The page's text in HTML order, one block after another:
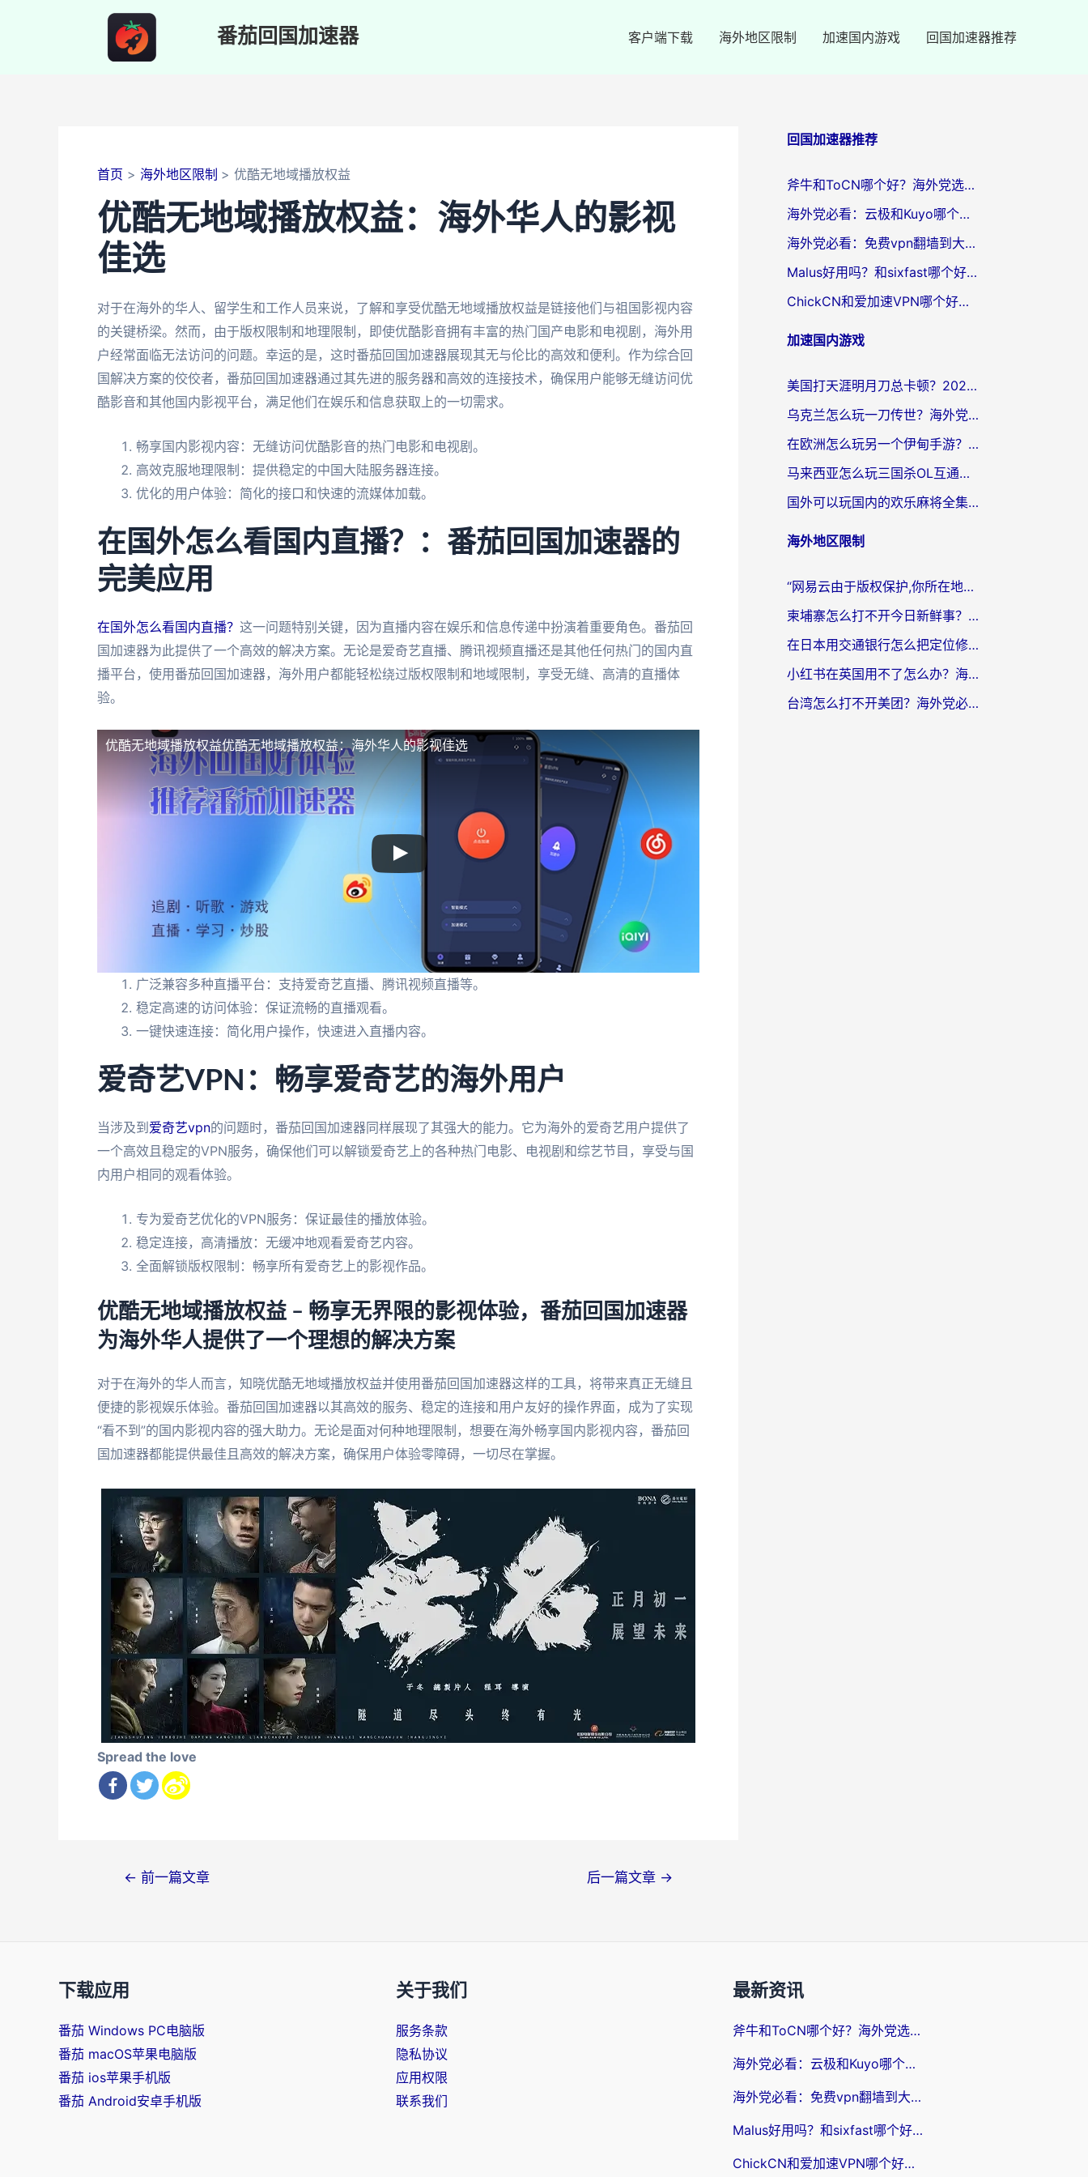
番茄回国加速器 客户端下载 海外地区限制 加速国内游戏 回国加速器推荐
首页 海外地区限制 优酷无地域播放权益
优酷无地域播放权益：海外华人的影视
佳选
对于在海外的华人、留学生和工作人员来说，了解和享受优酷无地域播放权益是链接他们与祖国影视内容
的关键桥梁。然而，由于版权限制和地理限制，即使优酷影音拥有丰富的热门国产电影和电视剧，海外用
户经常面临无法访问的问题。幸运的是，这时番茄回国加速器展现其无与伦比的高效和便利。作为综合回
国解决方案的佼佼者，番茄回国加速器通过其先进的服务器和高效的连接技术，确保用户能够无缝访问优
酷影音和其他国内影视平台，满足他们在娱乐和信息获取上的一切需求。
畅享国内影视内容：无缝访问优酷影音的热门电影和电视剧。
高效克服地理限制：提供稳定的中国大陆服务器连接。
优化的用户体验：简化的接口和快速的流媒体加载。
在国外怎么看国内直播？：番茄回国加速器的
完美应用
在国外怎么看国内直播？ 这一问题特别关键，因为直播内容在娱乐和信息传递中扮演着重要角色。番茄回
国加速器为此提供了一个高效的解决方案。无论是爱奇艺直播、腾讯视频直播还是其他任何热门的国内直
播平台，使用番茄回国加速器，海外用户都能轻松绕过版权限制和地域限制，享受无缝、高清的直播体
验。
优酷无地域播放权益优酷无地域播放权益：海外华人的影视佳选
广泛兼容多种直播平台：支持爱奇艺直播、腾讯视频直播等。
稳定高速的访问体验：保证流畅的直播观看。
一键快速连接：简化用户操作，快速进入直播内容。
爱奇艺VPN：畅享爱奇艺的海外用户
当涉及到 爱奇艺vpn的问题时，番茄回国加速器同样展现了其强大的能力。它为海外的爱奇艺用户提供了
一个高效且稳定的VPN服务，确保他们可以解锁爱奇艺上的各种热门电影、电视剧和综艺节目，享受与国
内用户相同的观看体验。
专为爱奇艺优化的VPN服务：保证最佳的播放体验。
稳定连接，高清播放：无缓冲地观看爱奇艺内容。
全面解锁版权限制：畅享所有爱奇艺上的影视作品。
优酷无地域播放权益 – 畅享无界限的影视体验，番茄回国加速器
为海外华人提供了一个理想的解决方案
对于在海外的华人而言，知晓优酷无地域播放权益并使用番茄回国加速器这样的工具，将带来真正无缝且
便捷的影视娱乐体验。番茄回国加速器以其高效的服务、稳定的连接和用户友好的操作界面，成为了实现
“看不到”的国内影视内容的强大助力。无论是面对何种地理限制，想要在海外畅享国内影视内容，番茄回
国加速器都能提供最佳且高效的解决方案，确保用户体验零障碍，一切尽在掌握。
Spread the love
← 前一篇文章 后一篇文章 →
回国加速器推荐
斧牛和ToCN哪个好？海外党选回国加速器的避坑指南（附免费工具推荐）
海外党必看：云极和Kuyo哪个好？3招选对回国加速器，无缝刷国内资源
海外党必看：免费vpn翻墙到大陆？别踩坑！教你选对回国加速器无缝追剧玩游戏
Malus好用吗？和sixfast哪个好？海外华人亲测3款热门回国加速器，附排名指南
ChickCN和爱加速VPN哪个好？海外党亲测3款回国加速器，这一款才是无缝访问国内资源的最优解
加速国内游戏
美国打天涯明月刀总卡顿？2026实测有效的加速器推荐（附跨平台使用技巧）
乌克兰怎么玩一刀传世？海外党国服游戏加速终极指南（附天下-异兽山海街头篮球实测）
在欧洲怎么玩另一个伊甸手游？海外党亲测有效的国服游戏加速指南
马来西亚怎么玩三国杀OL互通版？海外党必看的国服游戏加速器避坑指南
国外可以玩国内的欢乐麻将全集吗？海外党亲测有效的国服游戏加速指南
海外地区限制
“网易云由于版权保护,你所在地区”无法播放？海外党听国内音乐听书的加速器选择指南
柬埔寨怎么打不开今日新鲜事？海外华人追剧看新闻的加速器选择指南
在日本用交通银行怎么把定位修改到中国国内？海外党必备实用指南（附追剧支付社交全解）
小红书在英国用不了怎么办？海外党必看的回国加速解决方案
台湾怎么打不开美团？海外党必看：3个实用技巧解决国内App地区限制难题
下载应用
番茄 Windows PC电脑版
番茄 macOS苹果电脑版
番茄 ios苹果手机版
番茄 Android安卓手机版
关于我们
服务条款
隐私协议
应用权限
联系我们
最新资讯
斧牛和ToCN哪个好？海外党选回国加速器的避坑指南（附免费工具推荐）
海外党必看：云极和Kuyo哪个好？3招选对回国加速器，无缝刷国内资源
海外党必看：免费vpn翻墙到大陆？别踩坑！教你选对回国加速器无缝追剧玩游戏
Malus好用吗？和sixfast哪个好？海外华人亲测3款热门回国加速器，附排名指南
ChickCN和爱加速VPN哪个好？海外党亲测3款回国加速器，这一款才是无缝访问国内资源的最优解